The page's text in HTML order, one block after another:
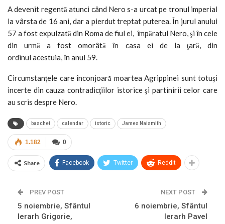
A devenit regentă atunci când Nero s-a urcat pe tronul imperial
la vârsta de 16 ani, dar a pierdut treptat puterea. În jurul anului
57 a fost expulzată din Roma de fiul ei, împăratul Nero, şi în cele
din urmă a fost omorâtă în casa ei de la ţară, din
ordinul acestuia, în anul 59.
Circumstanţele care înconjoară moartea Agrippinei sunt totuşi
incerte din cauza contradicţiilor istorice şi partinirii celor care
au scris despre Nero.
baschet calendar istoric James Naismith
0
1.182
Share Facebook Twitter ReddIt
PREV POST
5 noiembrie, Sfântul
Ierarh Grigorie,
NEXT POST
6 noiembrie, Sfântul
Ierarh Pavel